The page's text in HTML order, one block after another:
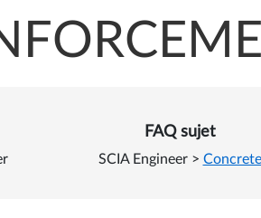
renforcement
FAQ sujet
SCIA Engineer > Concrete